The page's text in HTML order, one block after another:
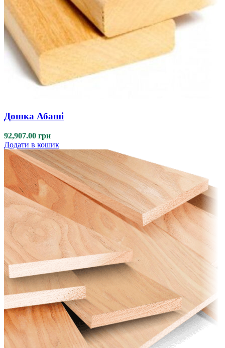
Дошка Абаші
92,907.00 грн
Додати в кошик